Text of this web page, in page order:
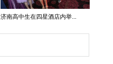
济南高中生在四星酒店内举...